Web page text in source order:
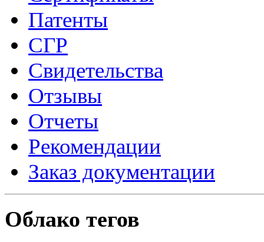
Патенты
СГР
Свидетельства
Отзывы
Отчеты
Рекомендации
Заказ документации
Облако тегов